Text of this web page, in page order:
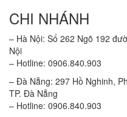
CHI NHÁNH
– Hà Nội: Số 262 Ngõ 192
Nội
– Hotline: 0906.840.903
– Đà Nẵng: 297 Hồ Nghinh,
TP. Đà Nẵng
– Hotline: 0906.840.903